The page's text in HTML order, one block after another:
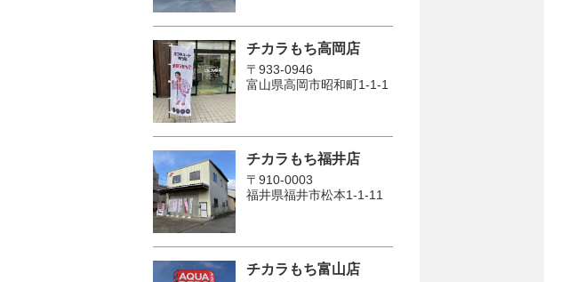
チカラもち高岡店
〒933-0946
富山県高岡市昭和町1-1-1
チカラもち福井店
〒910-0003
福井県福井市松本1‐1-11
チカラもち富山店